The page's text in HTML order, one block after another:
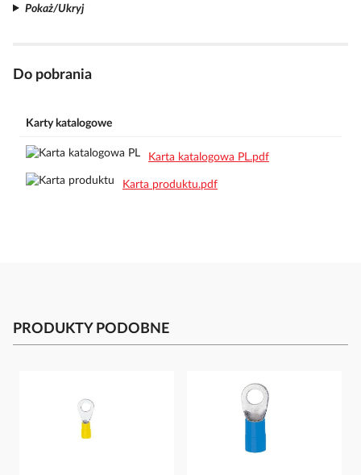
Pokaż/Ukryj
Do pobrania
Karty katalogowe
Karta katalogowa PL.pdf
Karta produktu.pdf
PRODUKTY PODOBNE